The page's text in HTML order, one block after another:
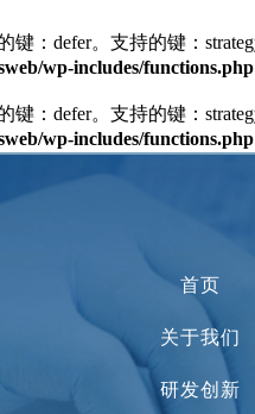
：defer。支持的键：
wp-includes/functions.php
：defer。支持的键：
wp-includes/functions.php
首页
关于我们
研发创新